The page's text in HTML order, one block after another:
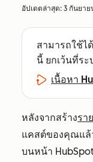
อัปเดตล่าสุด: 3 กันยาย
สามารถใช้ไ
นี้ ยกเว้นที่ระ
เนื้อหา
หลังจากสร้างรา
แคสต์ของคุณแ
บนหน้า